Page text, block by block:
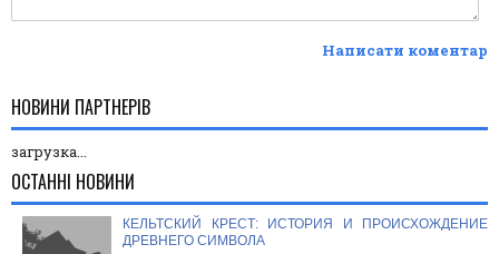
Написати коментар
НОВИНИ ПАРТНЕРІВ
загрузка...
ОСТАННІ НОВИНИ
КЕЛЬТСКИЙ КРЕСТ: ИСТОРИЯ И ПРОИСХОЖДЕНИЕ
ДРЕВНЕГО СИМВОЛА